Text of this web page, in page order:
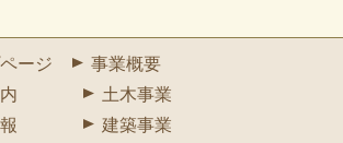
ージ
事業概要
土木事業
建築事業